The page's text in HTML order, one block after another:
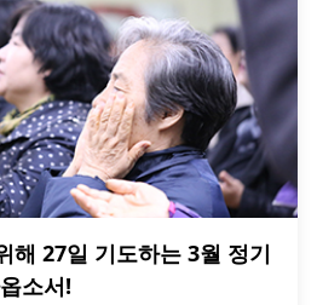
해 27일 기도하는 3월 정기
소서!